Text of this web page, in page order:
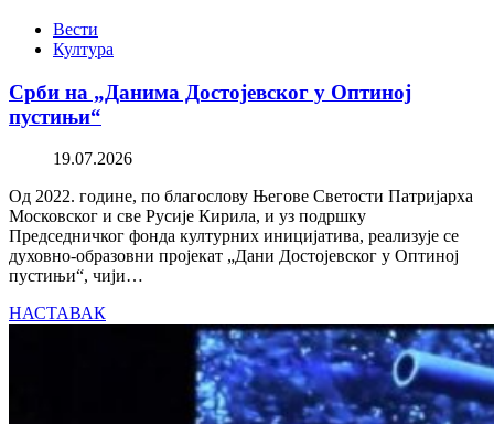
Вести
Култура
Срби на „Данима Достојевског у Оптиној
пустињи“
19.07.2026
Од 2022. године, по благослову Његове Светости Патријарха
Московског и све Русије Кирила, и уз подршку
Председничког фонда културних иницијатива, реализује се
духовно-образовни пројекат „Дани Достојевског у Оптиној
пустињи“, чији…
НАСТАВАК